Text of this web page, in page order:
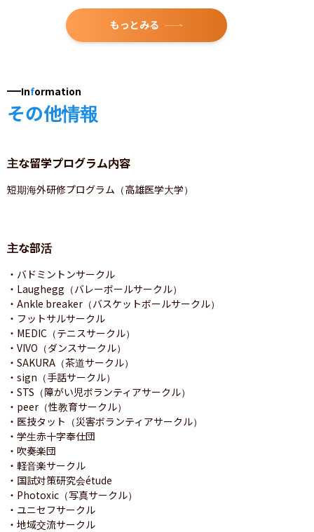
もっとみる
Information
その他情報
主な留学プログラム内容
短期海外研修プログラム（高雄医学大学）
主な部活
・バドミントンサークル
・Laughegg（バレーボールサークル）
・Ankle breaker（バスケットボールサークル）
・フットサルサークル
・MEDIC（テニスサークル）
・VIVO（ダンスサークル）
・SAKURA（茶道サークル）
・sign（手話サークル）
・STS（障がい児ボランティアサークル）
・peer（性教育サークル）
・医技タット（災害ボランティアサークル）
・学生赤十字奉仕団
・吹奏楽団
・軽音楽サークル
・国試対策研究会étude
・Photoxic（写真サークル）
・ユニセフサークル
・地域交流サークル